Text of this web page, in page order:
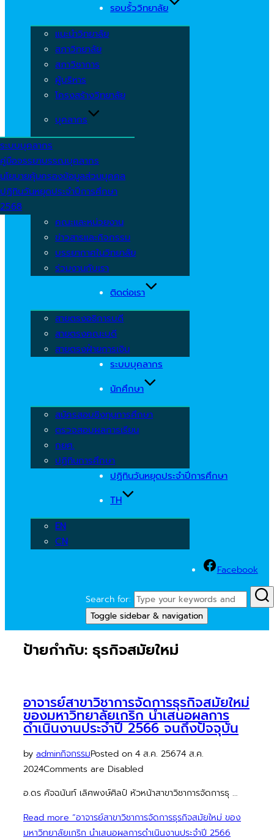
รอบรั้ววิทยาลัย
แนะนำวิทยาลัย
สภาวิทยาลัย
สภาวิชาการ
ผู้บริหาร
โครงสร้างวิทยาลัย
บุคลากร
ระบบบุคลากร
คู่มือจรรยาบรรณบุคลากร
นโยบายคุ้มครองข้อมูลส่วนบุคคล
ปฏิทินวันหยุดประจำปีการศึกษา
2568
คณะและหน่วยงาน
ข่าวสารและกิจกรรม
บรรยากาศในวิทยาลัย
ร่วมงานกับเรา
ติดต่อเรา
สายตรงอธิการบดี
สายตรงคณะบดี
สายตรงฝ่ายการเงิน
ระบบบุคลากร
นักศึกษา
สมัครสอบชิงทุนการศึกษา
ตรวจสอบผลการเรียน
กยศ.
ปฏิทินการศึกษา
ปฏิทินวันหยุดประจำปีการศึกษา
TH
EN
CN
Facebook
Search for:
Toggle sidebar & navigation
ป้ายกำกับ: ธุรกิจสมัยใหม่
อาจารย์สาขาวิชาการจัดการธุรกิจสมัยใหม่
ของมหาวิทยาลัยเกริก นำเสนอผลการ
ดำเนินงานประจำปี 2566 จนถึงปัจจุบัน
by adminกิจกรรมPosted on 4 ส.ค. 25674 ส.ค.
2024Comments are Disabled
อ.ดร คัจฉนันท์ เลิศพงษ์ศิลป์ หัวหน้าสาขาวิชาการจัดการธุ …
Read more “อาจารย์สาขาวิชาการจัดการธุรกิจสมัยใหม่ ของ
มหาวิทยาลัยเกริก นำเสนอผลการดำเนินงานประจำปี 2566